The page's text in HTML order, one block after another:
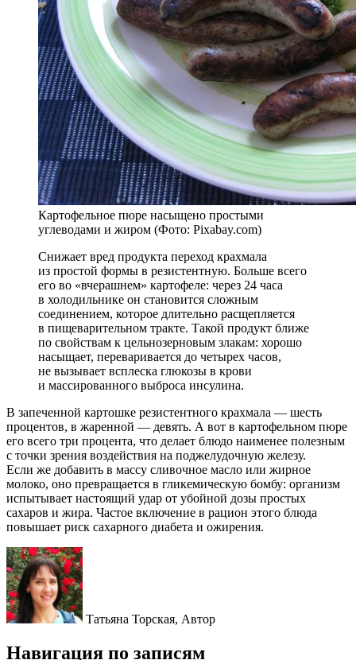
Картофельное пюре насыщено простыми
углеводами и жиром (Фото: Pixabay.com)
Снижает вред продукта переход крахмала
из простой формы в резистентную. Больше всего
его во «вчерашнем» картофеле: через 24 часа
в холодильнике он становится сложным
соединением, которое длительно расщепляется
в пищеварительном тракте. Такой продукт ближе
по свойствам к цельнозерновым злакам: хорошо
насыщает, переваривается до четырех часов,
не вызывает всплеска глюкозы в крови
и массированного выброса инсулина.
В запеченной картошке резистентного крахмала — шесть
процентов, в жаренной — девять. А вот в картофельном пюре
его всего три процента, что делает блюдо наименее полезным
с точки зрения воздействия на поджелудочную железу.
Если же добавить в массу сливочное масло или жирное
молоко, оно превращается в гликемическую бомбу: организм
испытывает настоящий удар от убойной дозы простых
сахаров и жира. Частое включение в рацион этого блюда
повышает риск сахарного диабета и ожирения.
Татьяна Торская, Автор
Навигация по записям